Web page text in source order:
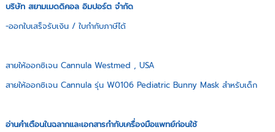
บริษัท สยามเมดดิคอล อิมปอร์ต จำกัด
-ออกใบเสร็จรับเงิน / ใบกำกับภาษีได้
สายให้ออกซิเจน Cannula Westmed , USA
สายให้ออกซิเจน Cannula รุ่น W0106 Pediatric Bunny Mask สำหรับเด็ก
อ่านคำเตือนในฉลากและเอกสารกำกับเครื่องมือแพทย์ก่อนใช้